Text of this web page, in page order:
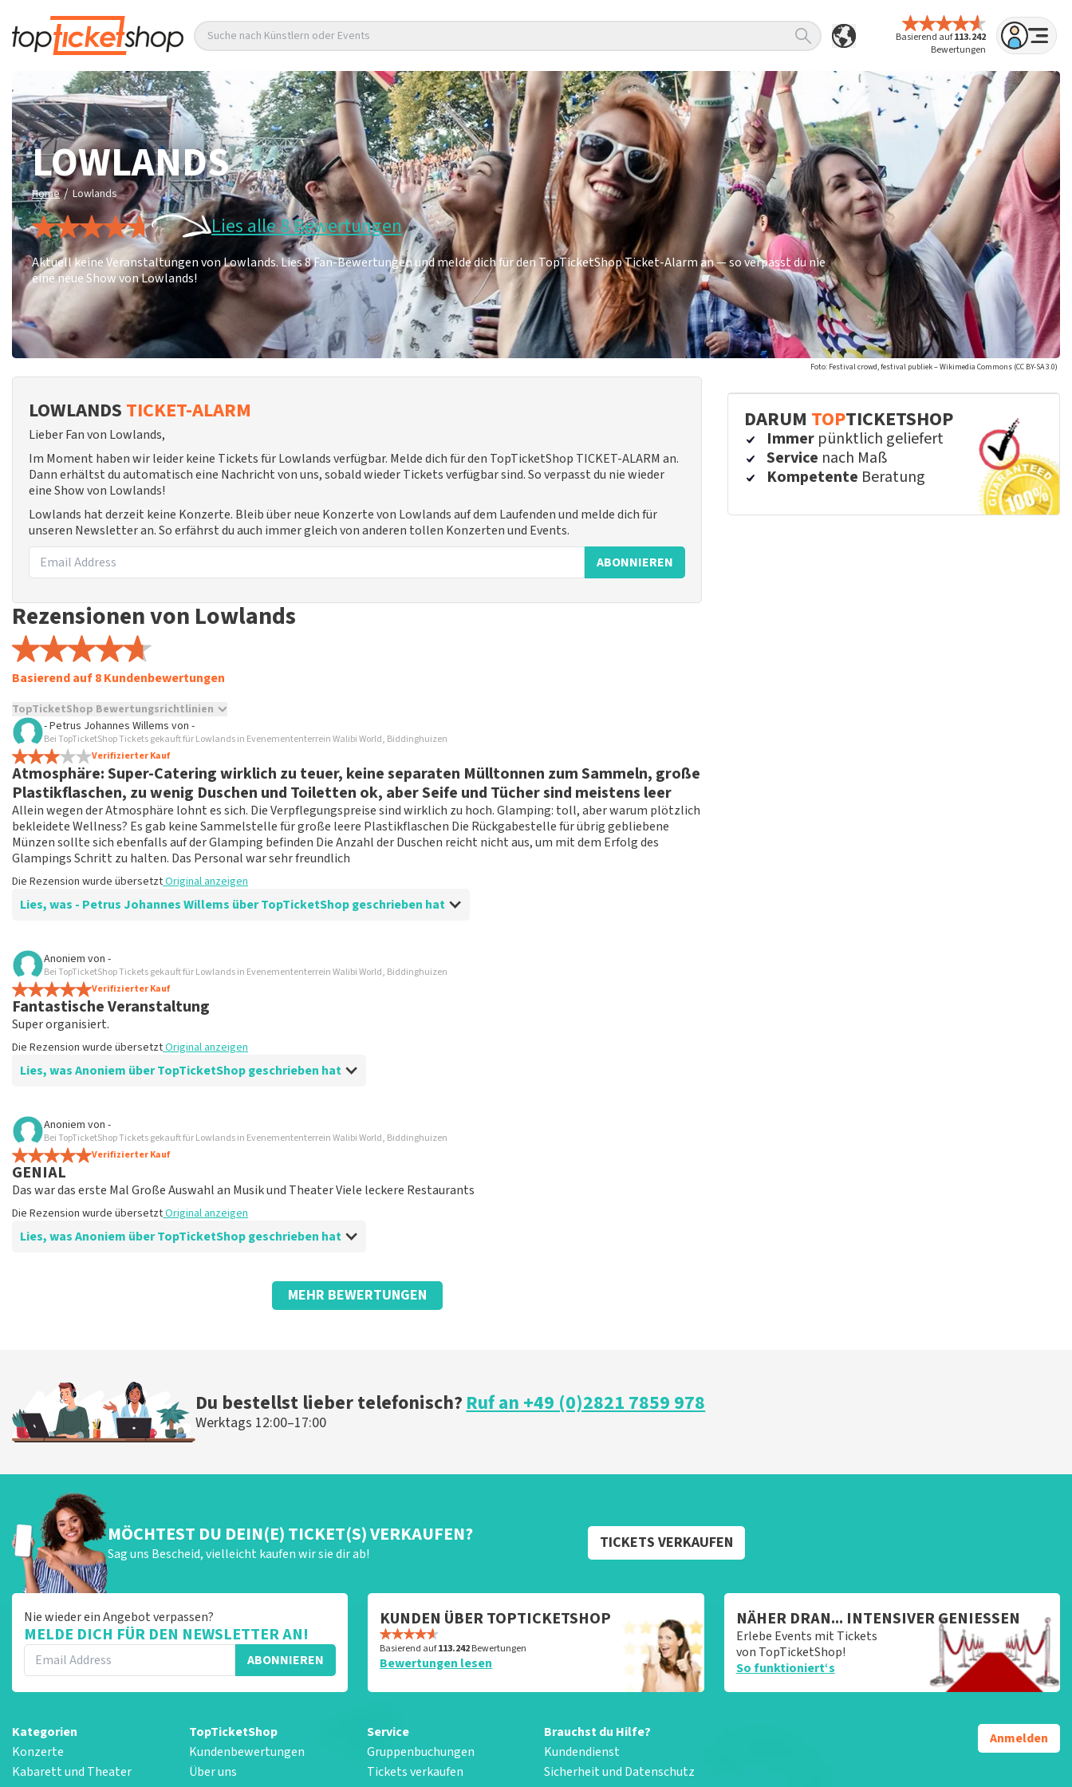
Basierend auf113.242
Bewertungen
Suche nach Künstlern oder Events
LOWLANDS
Home / Lowlands
Lies alle 8 Bewertungen
Aktuell keine Veranstaltungen von Lowlands. Lies 8 Fan-Bewertungen und melde dich für den TopTicketShop Ticket-Alarm an — so verpasst du nie
eine neue Show von Lowlands!
Foto: Festival crowd, festival publiek – Wikimedia Commons (CC BY-SA 3.0)
LOWLANDS TICKET-ALARM
Lieber Fan von Lowlands,
Im Moment haben wir leider keine Tickets für Lowlands verfügbar. Melde dich für den TopTicketShop TICKET-ALARM an.
Dann erhältst du automatisch eine Nachricht von uns, sobald wieder Tickets verfügbar sind. So verpasst du nie wieder
eine Show von Lowlands!
Lowlands hat derzeit keine Konzerte. Bleib über neue Konzerte von Lowlands auf dem Laufenden und melde dich für
unseren Newsletter an. So erfährst du auch immer gleich von anderen tollen Konzerten und Events.
ABONNIEREN
Rezensionen von Lowlands
Basierend auf 8 Kundenbewertungen
TopTicketShop Bewertungsrichtlinien
TopTicketShop sammelt Bewertungen von echten Kunden. Es ist nicht möglich, eine Bewertung abzugeben, wenn du keine
Tickets bei TopTicketShop gekauft hast. Beiträge mit beleidigender Sprache und/oder falschen Angaben werden nicht
veröffentlicht. Es kann einige Wochen dauern, bis eine Bewertung veröffentlicht wird.
- Petrus Johannes Willems von -
Bei TopTicketShop Tickets gekauft für Lowlands in Evenemententerrein Walibi World, Biddinghuizen
Verifizierter Kauf
Atmosphäre: Super-Catering wirklich zu teuer, keine separaten Mülltonnen zum Sammeln, große
Plastikflaschen, zu wenig Duschen und Toiletten ok, aber Seife und Tücher sind meistens leer
Allein wegen der Atmosphäre lohnt es sich. Die Verpflegungspreise sind wirklich zu hoch. Glamping: toll, aber warum plötzlich
bekleidete Wellness? Es gab keine Sammelstelle für große leere Plastikflaschen Die Rückgabestelle für übrig gebliebene
Münzen sollte sich ebenfalls auf der Glamping befinden Die Anzahl der Duschen reicht nicht aus, um mit dem Erfolg des
Glampings Schritt zu halten. Das Personal war sehr freundlich
Die Rezension wurde übersetztOriginal anzeigen
Lies, was - Petrus Johannes Willems über TopTicketShop geschrieben hat
Bewertung von - Petrus Johannes Willems über
Gut geliefert, was vereinbart wurde.
Das ging auf eine besondere Art und Weise, aber wirklich gut und übersichtlich.
Die Rezension wurde übersetztOriginal anzeigen
Anoniem von -
Bei TopTicketShop Tickets gekauft für Lowlands in Evenemententerrein Walibi World, Biddinghuizen
Verifizierter Kauf
Fantastische Veranstaltung
Super organisiert.
Die Rezension wurde übersetztOriginal anzeigen
Lies, was Anoniem über TopTicketShop geschrieben hat
Bewertung von Anoniem über
Alles sehr übersichtlich
TopTicketShop hat alles gut und übersichtlich angeordnet.
Die Rezension wurde übersetzt
Anoniem von -
Bei TopTicketShop Tickets gekauft für Lowlands in Evenemententerrein Walibi World, Biddinghuizen
Verifizierter Kauf
GENIAL
Das war das erste Mal Große Auswahl an Musik und Theater Viele leckere Restaurants
Die Rezension wurde übersetztOriginal anzeigen
Lies, was Anoniem über TopTicketShop geschrieben hat
MEHR BEWERTUNGEN
DARUM TOPTICKETSHOP
Immer pünktlich geliefert
Service nach Maß
Kompetente Beratung
Du bestellst lieber telefonisch?Ruf an +49 (0)2821 7859 978
Werktags 12:00–17:00
MÖCHTEST DU DEIN(E) TICKET(S) VERKAUFEN?
Sag uns Bescheid, vielleicht kaufen wir sie dir ab!
TICKETS VERKAUFEN
Nie wieder ein Angebot verpassen?
MELDE DICH FÜR DEN NEWSLETTER AN!
ABONNIEREN
KUNDEN ÜBER TOPTICKETSHOP
Basierend auf113.242Bewertungen
Bewertungen lesen
NÄHER DRAN... INTENSIVER GENIESSEN
Erlebe Events mit Tickets
von TopTicketShop!
So funktioniert‘s
Kategorien
Konzerte
Kabarett und Theater
TopTicketShop
Kundenbewertungen
Über uns
Service
Gruppenbuchungen
Tickets verkaufen
Brauchst du Hilfe?
Kundendienst
Sicherheit und Datenschutz
Anmelden